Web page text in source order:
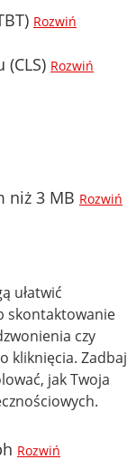
Rozwiń
Rozwiń
niż 3 MB Rozwiń
ułatwić
skontaktowanie
czy
kliknięcia. Zadbaj
jak Twoja
Rozwiń